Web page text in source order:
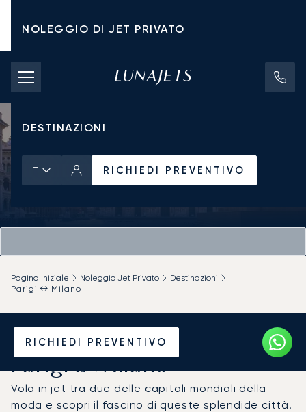
NOLEGGIO DI JET PRIVATO
TARIFFE DI NOLEGGIO
JET PRIVATI
DESTINAZIONI
IT RICHIEDI PREVENTIVO
RICHIEDI PREVENTIVO
Pagina Iniziale Noleggio Jet Privato
Destinazioni
Parigi ↔ Milano
Noleggia un Jet Privato da
Parigi a Milano
Vola in jet tra due delle capitali mondiali della
moda e scopri il fascino di queste splendide città.